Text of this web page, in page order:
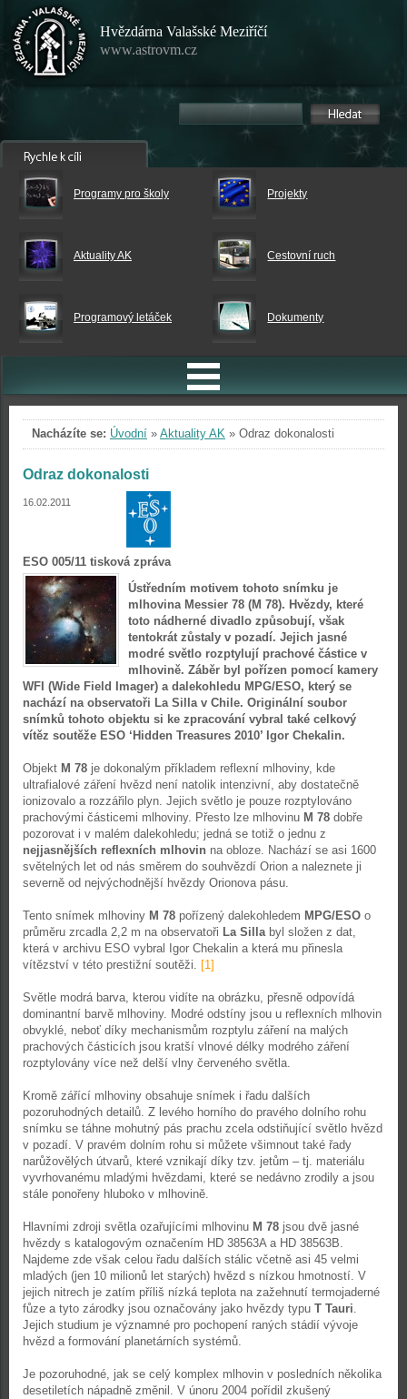
Hvězdárna Valašské Meziříčí
www.astrovm.cz
Programy pro školy Projekty
Aktuality AK Cestovní ruch
Programový letáček Dokumenty
Nacházíte se: Úvodní » Aktuality AK » Odraz dokonalosti
Odraz dokonalosti
16.02.2011
ESO 005/11 tisková zpráva
Ústředním motivem tohoto snímku je
mlhovina Messier 78 (M 78). Hvězdy, které
toto nádherné divadlo způsobují, však
tentokrát zůstaly v pozadí. Jejich jasné
modré světlo rozptylují prachové částice v
mlhovině. Záběr byl pořízen pomocí kamery
WFI (Wide Field Imager) a dalekohledu MPG/ESO, který se
nachází na observatoři La Silla v Chile. Originální soubor
snímků tohoto objektu si ke zpracování vybral také celkový
vítěz soutěže ESO ‘Hidden Treasures 2010’ Igor Chekalin.
Objekt M 78 je dokonalým příkladem reflexní mlhoviny, kde
ultrafialové záření hvězd není natolik intenzivní, aby dostatečně
ionizovalo a rozzářilo plyn. Jejich světlo je pouze rozptylováno
prachovými částicemi mlhoviny. Přesto lze mlhovinu M 78 dobře
pozorovat i v malém dalekohledu; jedná se totiž o jednu z
nejjasnějších reflexních mlhovin na obloze. Nachází se asi 1600
světelných let od nás směrem do souhvězdí Orion a naleznete ji
severně od nejvýchodnější hvězdy Orionova pásu.
Tento snímek mlhoviny M 78 pořízený dalekohledem MPG/ESO o
průměru zrcadla 2,2 m na observatoři La Sillabyl složen z dat,
která v archivu ESO vybral Igor Chekalin a která mu přinesla
vítězství v této prestižní soutěži. [1]
Světle modrá barva, kterou vidíte na obrázku, přesně odpovídá
dominantní barvě mlhoviny. Modré odstíny jsou u reflexních mlhovin
obvyklé, neboť díky mechanismům rozptylu záření na malých
prachových částicích jsou kratší vlnové délky modrého záření
rozptylovány více než delší vlny červeného světla.
Kromě zářící mlhoviny obsahuje snímek i řadu dalších
pozoruhodných detailů. Z levého horního do pravého dolního rohu
snímku se táhne mohutný pás prachu zcela odstiňující světlo hvězd
v pozadí. V pravém dolním rohu si můžete všimnout také řady
narůžovělých útvarů, které vznikají díky tzv. jetům – tj. materiálu
vyvrhovanému mladými hvězdami, které se nedávno zrodily a jsou
stále ponořeny hluboko v mlhovině.
Hlavními zdroji světla ozařujícími mlhovinu M 78 jsou dvě jasné
hvězdy s katalogovým označením HD 38563A a HD 38563B.
Najdeme zde však celou řadu dalších stálic včetně asi 45 velmi
mladých (jen 10 milionů let starých) hvězd s nízkou hmotností. V
jejich nitrech je zatím příliš nízká teplota na zažehnutí termojaderné
fůze a tyto zárodky jsou označovány jako hvězdy typu T Tauri.
Jejich studium je významné pro pochopení raných stádií vývoje
hvězd a formování planetárních systémů.
Je pozoruhodné, jak se celý komplex mlhovin v posledních několika
desetiletích nápadně změnil. V únoru 2004 pořídil zkušený